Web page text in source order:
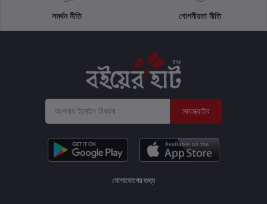
সমর্থন নীতি গোপনীয়তা নীতি
সাবস্ক্রাইব
যোগাযোগের তথ্য